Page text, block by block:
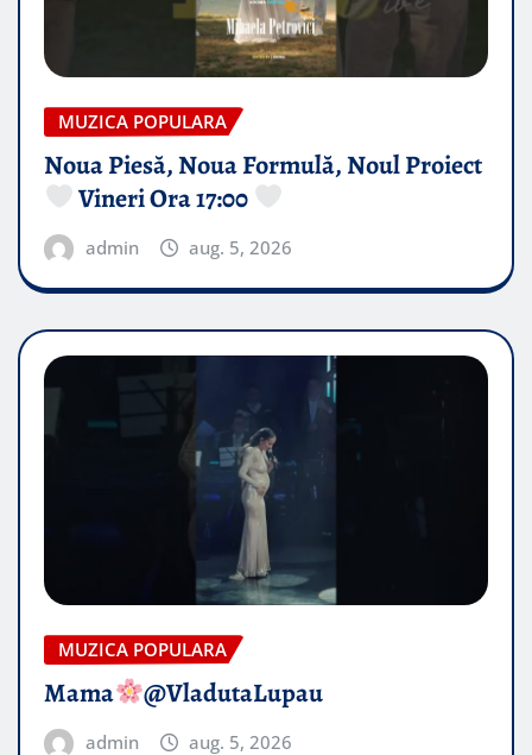
MUZICA POPULARA
Noua Piesă, Noua Formulă, Noul Proiect
Vineri Ora 17:00
admin aug. 5, 2026
MUZICA POPULARA
Mama @VladutaLupau
admin aug. 5, 2026